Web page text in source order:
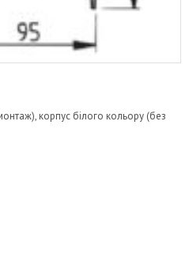
корпус білого кольору (без